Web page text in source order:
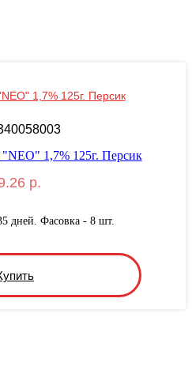
1,7% 125г. Персик
р.
дней. Фасовка - 8 шт.